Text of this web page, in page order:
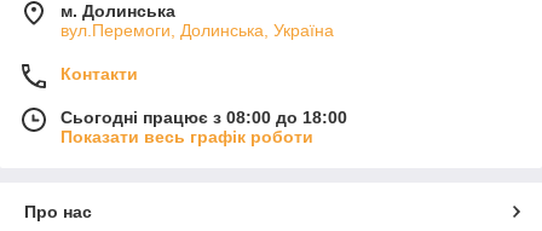
м. Долинська
вул.Перемоги, Долинська, Україна
Контакти
Сьогодні працює з 08:00 до 18:00
Показати весь графік роботи
Про нас